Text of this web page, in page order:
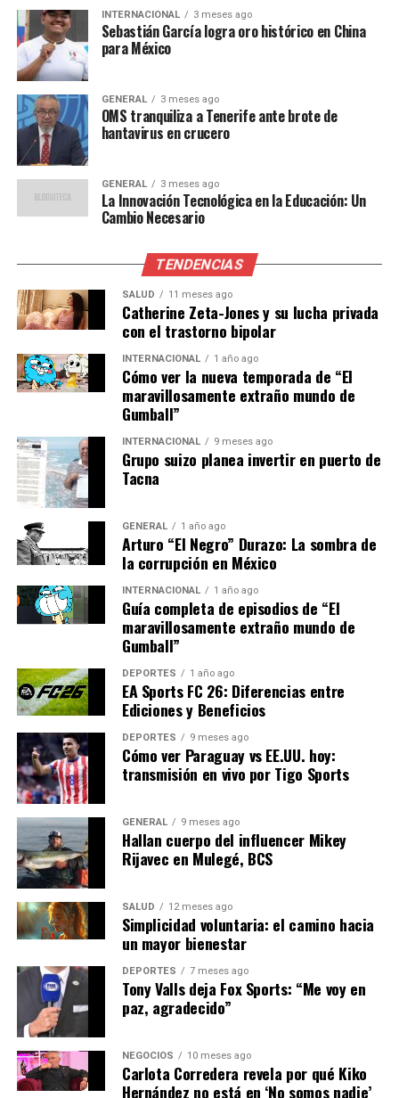
“La transición hacia una
energía más limpia no es
solo una cuestión
ambiental, sino una
necesidad estratégica para
la seguridad energética de
Europa.”
Lecciones del Pasado
La crisis actual recuerda a la crisis del petróleo de la
década de 1970, cuando los países occidentales
enfrentaron una escasez similar que llevó a una
reevaluación de las políticas energéticas. En aquel
entonces, la diversificación de las fuentes de energía y la
mejora de la eficiencia energética fueron clave para
superar la crisis.
Expertos en energía sugieren que Europa debe aprender
de estas experiencias pasadas y priorizar la innovación
tecnológica y la cooperación internacional para
garantizar un suministro energético estable y
sostenible.
Mirando Hacia el Futuro
La crisis energética ha puesto de relieve la importancia
de una estrategia energética a largo plazo. Los líderes
europeos están llamados a tomar decisiones audaces que
no solo aborden las necesidades inmediatas, sino que
también aseguren un futuro energético sostenible para
las próximas generaciones.
A medida que Europa avanza hacia un futuro más verde,
la colaboración entre los sectores público y privado será
crucial. La inversión en infraestructura energética
moderna y la promoción de tecnologías limpias serán
fundamentales para superar los desafíos actuales.
En conclusión, aunque la crisis energética representa un
desafío significativo, también ofrece una oportunidad
para que Europa lidere el camino hacia un sistema
energético más resiliente y sostenible. Las decisiones
que se tomen hoy tendrán un impacto duradero en la
NOTICIAS RELACIONADAS:
INTERNACIONAL 3 meses ago
Sebastián García logra oro histórico en China
para México
GENERAL 3 meses ago
OMS tranquiliza a Tenerife ante brote de
hantavirus en crucero
GENERAL 3 meses ago
La Innovación Tecnológica en la Educación: Un
Cambio Necesario
TENDENCIAS
SALUD 11 meses ago
Catherine Zeta-Jones y su lucha privada
con el trastorno bipolar
INTERNACIONAL 1 año ago
Cómo ver la nueva temporada de “El
maravillosamente extraño mundo de
Gumball”
INTERNACIONAL 9 meses ago
Grupo suizo planea invertir en puerto de
Tacna
GENERAL 1 año ago
Arturo “El Negro” Durazo: La sombra de
la corrupción en México
INTERNACIONAL 1 año ago
Guía completa de episodios de “El
maravillosamente extraño mundo de
Gumball”
DEPORTES 1 año ago
EA Sports FC 26: Diferencias entre
Ediciones y Beneficios
DEPORTES 9 meses ago
Cómo ver Paraguay vs EE.UU. hoy:
transmisión en vivo por Tigo Sports
GENERAL 9 meses ago
Hallan cuerpo del influencer Mikey
Rijavec en Mulegé, BCS
SALUD 12 meses ago
Simplicidad voluntaria: el camino hacia
un mayor bienestar
DEPORTES 7 meses ago
Tony Valls deja Fox Sports: “Me voy en
paz, agradecido”
NEGOCIOS 10 meses ago
Carlota Corredera revela por qué Kiko
Hernández no está en ‘No somos nadie’